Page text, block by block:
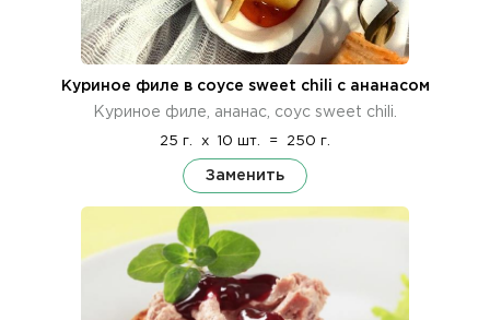
Куриное филе в соусе sweet chili с ананасом
Куриное филе, ананас, соус sweet chili.
25 г. x 10 шт. = 250 г.
Заменить